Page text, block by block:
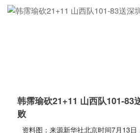
韩霈瑜砍21+11 山西队101-83
败
资料图：来源新华社北京时间7月13日